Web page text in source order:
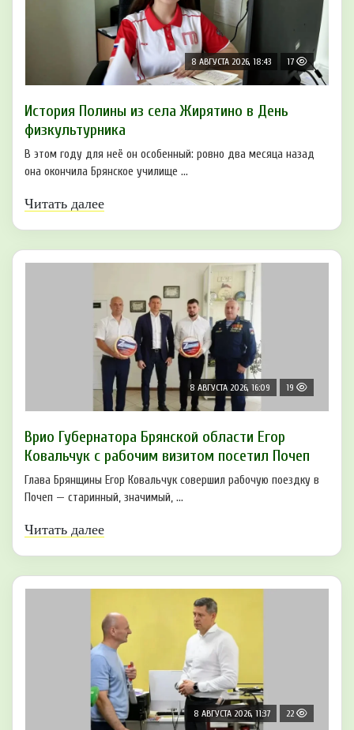
8 АВГУСТА 2026, 18:43 17
История Полины из села Жирятино в День
физкультурника
В этом году для неё он особенный: ровно два месяца назад
она окончила Брянское училище ...
Читать далее
8 АВГУСТА 2026, 16:09 19
Врио Губернатора Брянской области Егор
Ковальчук с рабочим визитом посетил Почеп
Глава Брянщины Егор Ковальчук совершил рабочую поездку в
Почеп — старинный, значимый, ...
Читать далее
8 АВГУСТА 2026, 11:37 22